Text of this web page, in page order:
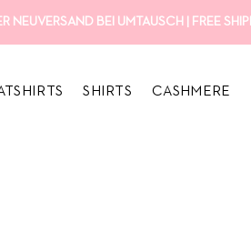
NEUVERSAND BEI UMTAUSCH | FREE
SHIRTS CASHMERE